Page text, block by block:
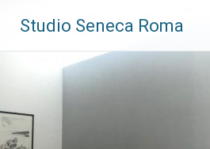
contenuto
Studio Seneca Roma